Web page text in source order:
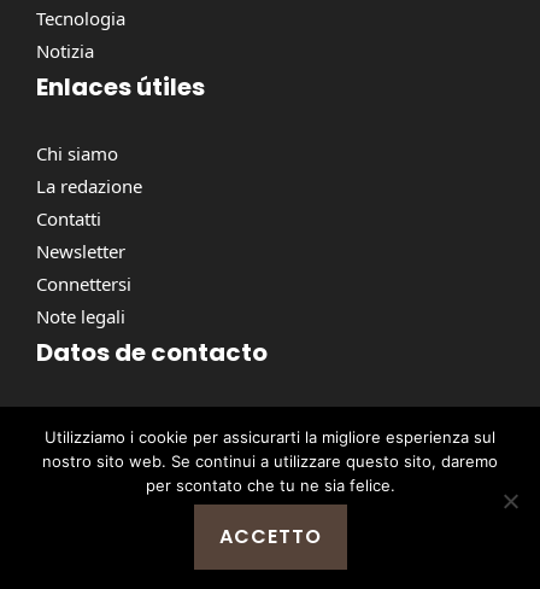
Tecnologia
Notizia
Enlaces útiles
Chi siamo
La redazione
Contatti
Newsletter
Connettersi
Note legali
Datos de contacto
contact@pausacaffe.net
+39 06 9453 2781
@ 2026 | © Tutti i diritti riservati -
Utilizziamo i cookie per assicurarti la migliore esperienza sul
nostro sito web. Se continui a utilizzare questo sito, daremo
per scontato che tu ne sia felice.
ACCETTO